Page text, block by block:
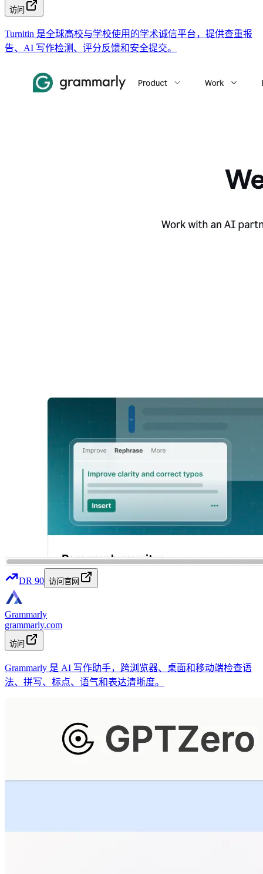
访问
Turnitin 是全球高校与学校使用的学术诚信平台，提供查重报
告、AI 写作检测、评分反馈和安全提交。
DR 90 访问官网
Grammarly
grammarly.com
访问
Grammarly 是 AI 写作助手，跨浏览器、桌面和移动端检查语
法、拼写、标点、语气和表达清晰度。